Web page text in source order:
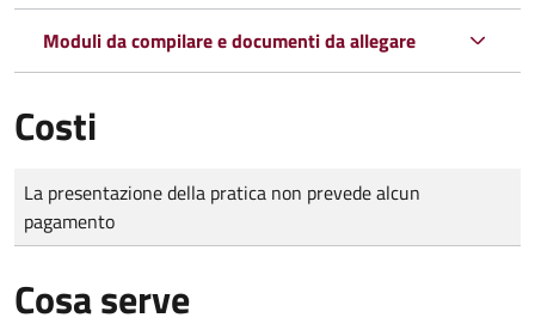
Moduli da compilare e documenti da allegare
Costi
Tipo di pagamento
Importo
La presentazione della pratica non prevede alcun
pagamento
Cosa serve